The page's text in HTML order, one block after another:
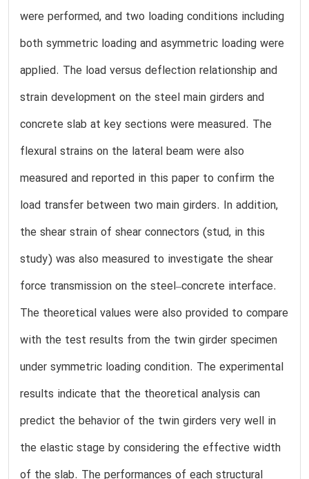
were performed, and two loading conditions including
both symmetric loading and asymmetric loading were
applied. The load versus deflection relationship and
strain development on the steel main girders and
concrete slab at key sections were measured. The
flexural strains on the lateral beam were also
measured and reported in this paper to confirm the
load transfer between two main girders. In addition,
the shear strain of shear connectors (stud, in this
study) was also measured to investigate the shear
force transmission on the steel–concrete interface.
The theoretical values were also provided to compare
with the test results from the twin girder specimen
under symmetric loading condition. The experimental
results indicate that the theoretical analysis can
predict the behavior of the twin girders very well in
the elastic stage by considering the effective width